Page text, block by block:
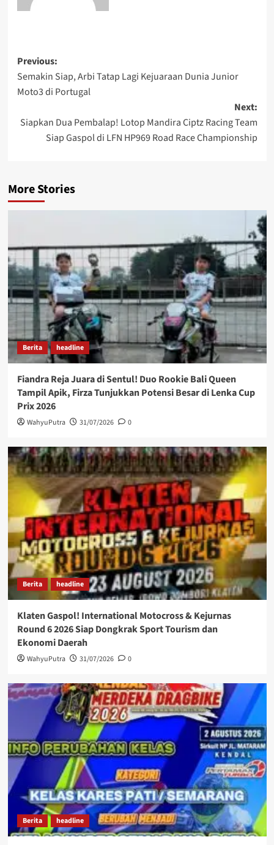
Previous:
Semakin Siap, Arbi Tatap Lagi Kejuaraan Dunia Junior
Moto3 di Portugal
Next:
Siapkan Dua Pembalap! Lotop Mandira Ciptz Racing Team
Siap Gaspol di LFN HP969 Road Race Championship
More Stories
Berita headline
Fiandra Reja Juara di Sentul! Duo Rookie Bali Queen
Tampil Apik, Firza Tunjukkan Potensi Besar di Lenka Cup
Prix 2026
WahyuPutra 31/07/2026 0
Berita headline
Klaten Gaspol! International Motocross & Kejurnas
Round 6 2026 Siap Dongkrak Sport Tourism dan
Ekonomi Daerah
WahyuPutra 31/07/2026 0
Berita headline